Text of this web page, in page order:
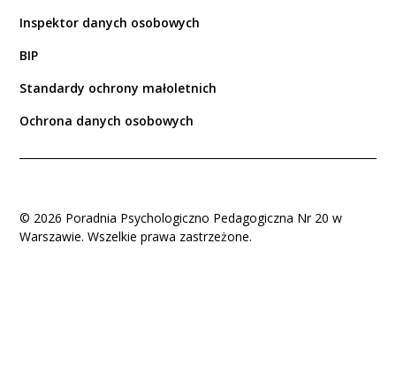
Inspektor danych osobowych
BIP
Standardy ochrony małoletnich
Ochrona danych osobowych
© 2026 Poradnia Psychologiczno Pedagogiczna Nr 20 w
Warszawie. Wszelkie prawa zastrzeżone.